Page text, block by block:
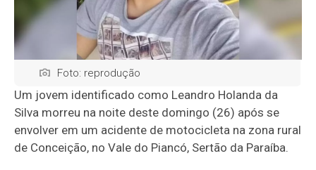
Foto: reprodução
Um jovem identificado como Leandro Holanda da
Silva morreu na noite deste domingo (26) após se
envolver em um acidente de motocicleta na zona rural
de Conceição, no Vale do Piancó, Sertão da Paraíba.